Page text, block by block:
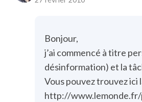
Bonjour,
j’ai commencé à titre
désinformation) et la
Vous pouvez trouvez
http://